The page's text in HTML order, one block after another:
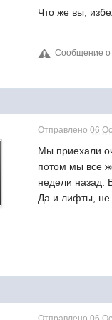
Что же вы,
Сообщение
Отправлено06
Мы приехали
потом мы все
недели назад.
Да и лифты, не